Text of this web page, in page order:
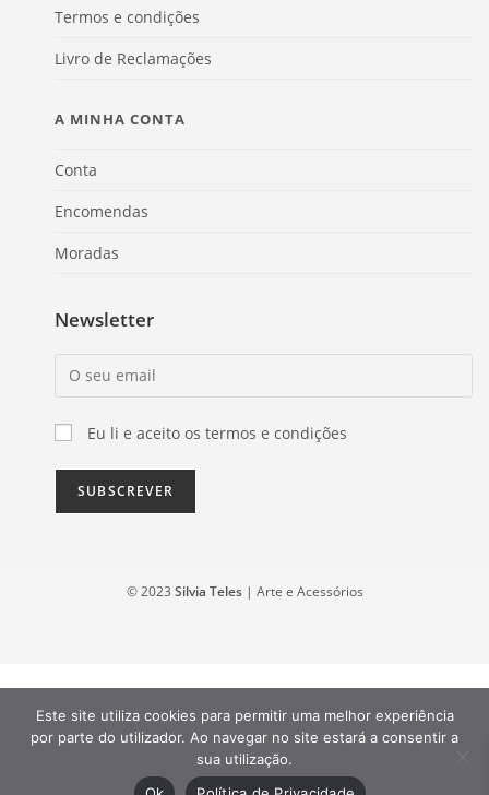
Termos e condições
Livro de Reclamações
A MINHA CONTA
Conta
Encomendas
Moradas
Newsletter
Eu li e aceito os termos e condições
© 2023 Silvia Teles| Arte e Acessórios
Este site utiliza cookies para permitir uma melhor experiência
por parte do utilizador. Ao navegar no site estará a consentir a
sua utilização.